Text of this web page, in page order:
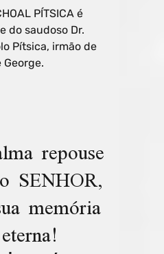
PÍTSICA é
do saudoso Dr.
Pítsica, irmão de
George.
repouse
SENHOR,
memória